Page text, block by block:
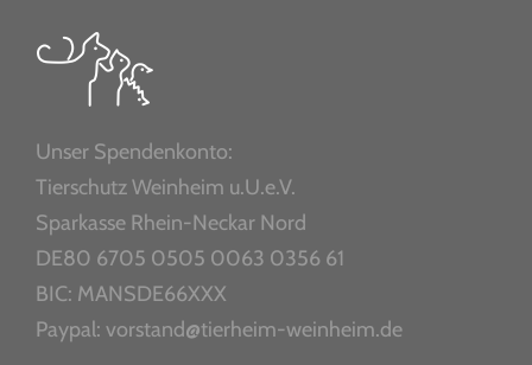
Unser Spendenkonto:
Tierschutz Weinheim u.U.e.V.
Sparkasse Rhein-Neckar Nord
DE80 6705 0505 0063 0356 61
BIC: MANSDE66XXX
Paypal: vorstand@tierheim-weinheim.de